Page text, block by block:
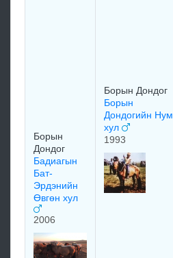
Борын
Дондог
Бадиагын
Бат-
Эрдэнийн
Өвгөн хул
2006
Борын Дондог
Борын
Дондогийн Нум
хул
1993